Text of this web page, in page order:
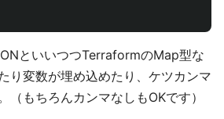
といいつつTerraformのMap型な
り変数が埋め込めたり、ケツカンマ
（もちろんカンマなしもOKです）